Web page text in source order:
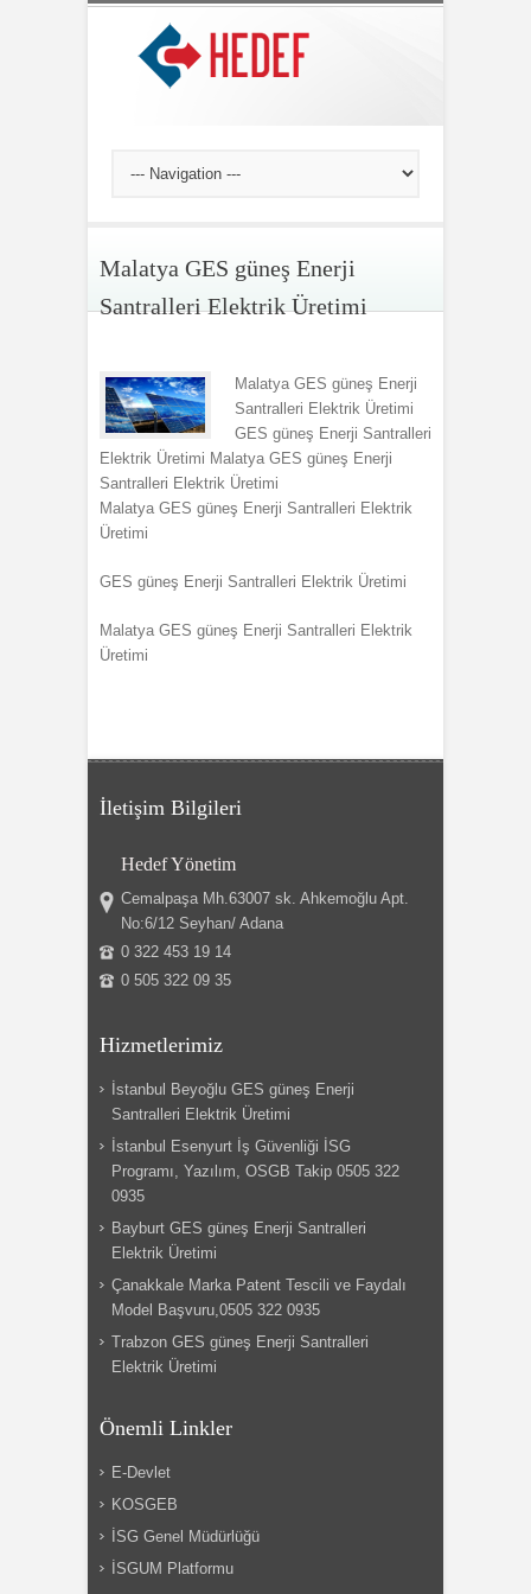
Malatya GES güneş Enerji
Santralleri Elektrik Üretimi
Malatya GES güneş Enerji
Santralleri Elektrik Üretimi
GES güneş Enerji Santralleri
Elektrik Üretimi Malatya GES güneş Enerji
Santralleri Elektrik Üretimi
Malatya GES güneş Enerji Santralleri Elektrik
Üretimi
GES güneş Enerji Santralleri Elektrik Üretimi
Malatya GES güneş Enerji Santralleri Elektrik
Üretimi
İletişim Bilgileri
Hedef Yönetim
Cemalpaşa Mh.63007 sk. Ahkemoğlu Apt.
No:6/12 Seyhan/ Adana
0 322 453 19 14
0 505 322 09 35
Hizmetlerimiz
İstanbul Beyoğlu GES güneş Enerji
Santralleri Elektrik Üretimi
İstanbul Esenyurt İş Güvenliği İSG
Programı, Yazılım, OSGB Takip 0505 322
0935
Bayburt GES güneş Enerji Santralleri
Elektrik Üretimi
Çanakkale Marka Patent Tescili ve Faydalı
Model Başvuru,0505 322 0935
Trabzon GES güneş Enerji Santralleri
Elektrik Üretimi
Önemli Linkler
E-Devlet
KOSGEB
İSG Genel Müdürlüğü
İSGUM Platformu